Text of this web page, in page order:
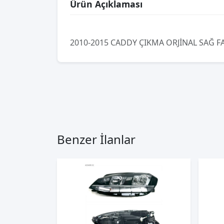
Ürün Açıklaması
2010-2015 CADDY ÇIKMA ORJİNAL SAĞ
Benzer İlanlar